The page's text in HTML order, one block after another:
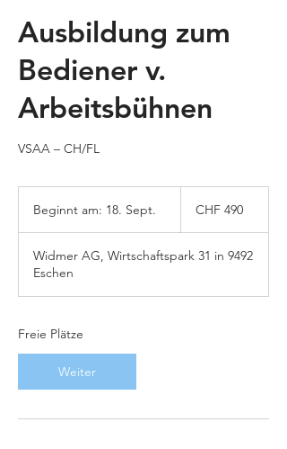
Ausbildung zum
Bediener v.
Arbeitsbühnen
VSAA – CH/FL
Beginnt am: 18. Sept.
i
n
.
Franken
CHF 490
Widmer AG, Wirtschaftspark 31 in 9492
Eschen
Freie Plätze
Weiter